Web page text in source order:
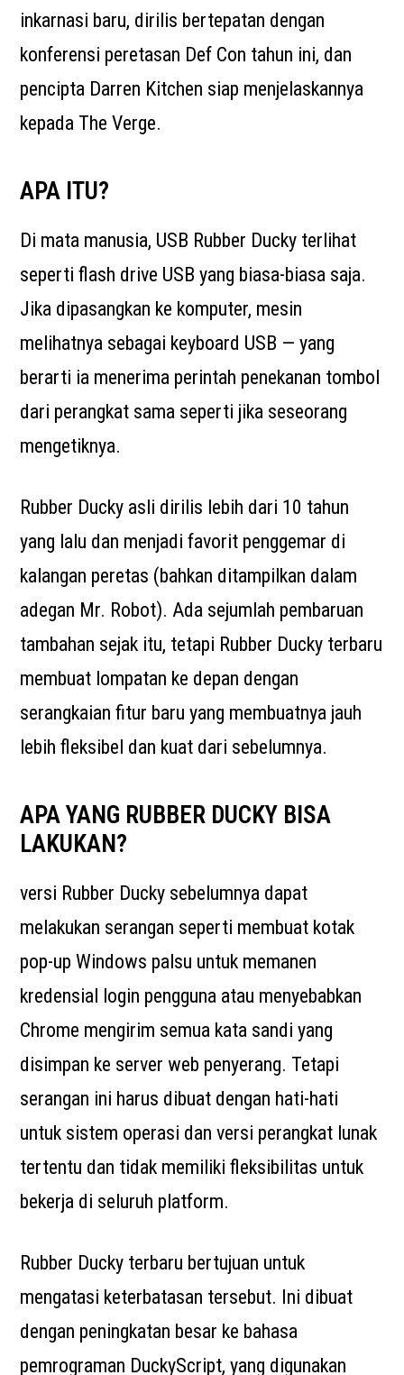
inkarnasi baru, dirilis bertepatan dengan
konferensi peretasan Def Con tahun ini, dan
pencipta Darren Kitchen siap menjelaskannya
kepada The Verge.
APA ITU?
Di mata manusia, USB Rubber Ducky terlihat
seperti flash drive USB yang biasa-biasa saja.
Jika dipasangkan ke komputer, mesin
melihatnya sebagai keyboard USB — yang
berarti ia menerima perintah penekanan tombol
dari perangkat sama seperti jika seseorang
mengetiknya.
Rubber Ducky asli dirilis lebih dari 10 tahun
yang lalu dan menjadi favorit penggemar di
kalangan peretas (bahkan ditampilkan dalam
adegan Mr. Robot). Ada sejumlah pembaruan
tambahan sejak itu, tetapi Rubber Ducky terbaru
membuat lompatan ke depan dengan
serangkaian fitur baru yang membuatnya jauh
lebih fleksibel dan kuat dari sebelumnya.
APA YANG RUBBER DUCKY BISA
LAKUKAN?
versi Rubber Ducky sebelumnya dapat
melakukan serangan seperti membuat kotak
pop-up Windows palsu untuk memanen
kredensial login pengguna atau menyebabkan
Chrome mengirim semua kata sandi yang
disimpan ke server web penyerang. Tetapi
serangan ini harus dibuat dengan hati-hati
untuk sistem operasi dan versi perangkat lunak
tertentu dan tidak memiliki fleksibilitas untuk
bekerja di seluruh platform.
Rubber Ducky terbaru bertujuan untuk
mengatasi keterbatasan tersebut. Ini dibuat
dengan peningkatan besar ke bahasa
pemrograman DuckyScript, yang digunakan